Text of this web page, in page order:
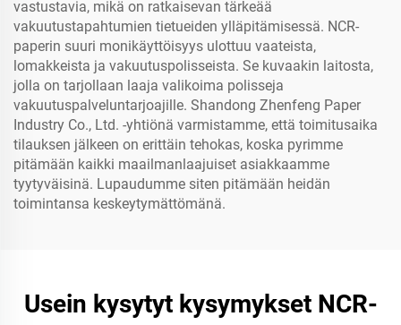
vastustavia, mikä on ratkaisevan tärkeää
vakuutustapahtumien tietueiden ylläpitämisessä. NCR-
paperin suuri monikäyttöisyys ulottuu vaateista,
lomakkeista ja vakuutuspolisseista. Se kuvaakin laitosta,
jolla on tarjollaan laaja valikoima polisseja
vakuutuspalveluntarjoajille. Shandong Zhenfeng Paper
Industry Co., Ltd. -yhtiönä varmistamme, että toimitusaika
tilauksen jälkeen on erittäin tehokas, koska pyrimme
pitämään kaikki maailmanlaajuiset asiakkaamme
tyytyväisinä. Lupaudumme siten pitämään heidän
toimintansa keskeytymättömänä.
Usein kysytyt kysymykset NCR-